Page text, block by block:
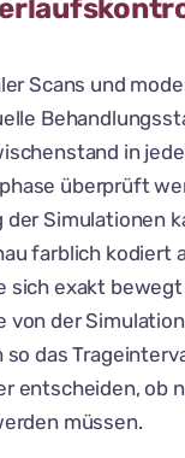
Scans und
in
überprüft
der Simulationen
farblich kodiert
sich exakt
von der
so das
entscheiden, ob
müssen.